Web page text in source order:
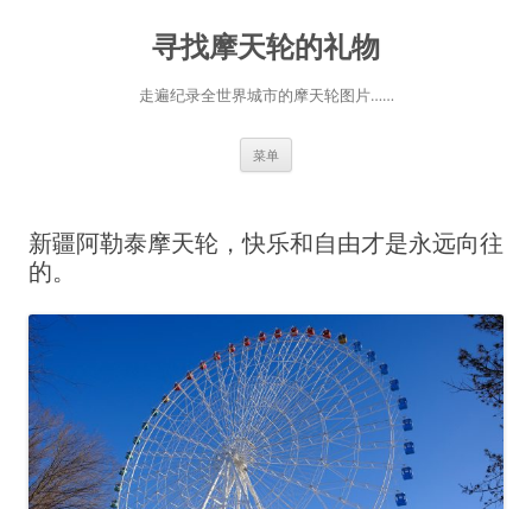
寻找摩天轮的礼物
走遍纪录全世界城市的摩天轮图片……
菜单
新疆阿勒泰摩天轮，快乐和自由才是永远向往
的。